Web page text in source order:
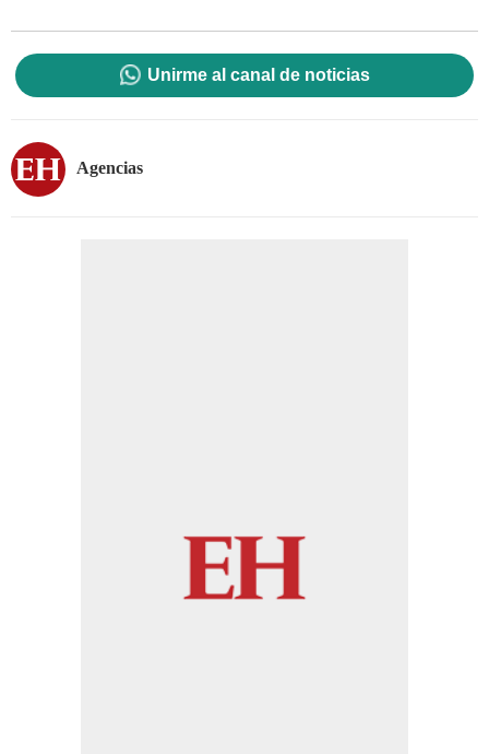
Unirme al canal de noticias
Agencias